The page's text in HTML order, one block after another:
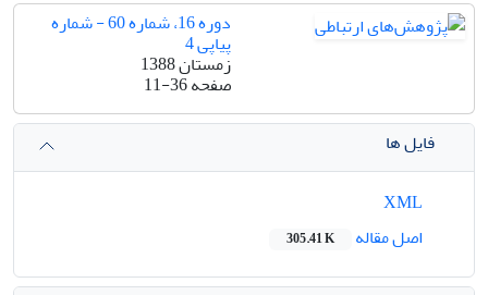
دوره 16، شماره 60 - شماره
پیاپی 4
زمستان 1388
صفحه11-36
فایل ها
اصل مقاله
305.41 K